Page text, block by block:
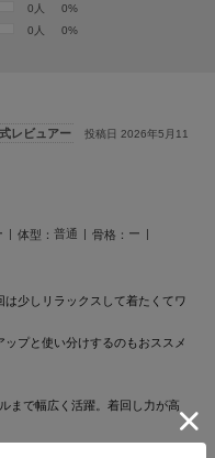
0人
0%
0人
0%
レビュアー
投稿日 2026年5月11
体型： 普通 骨格： ー
少しリラックスして着たくてワ
プと使い分けするのもおススメ
まで幅広く活躍。着回し力が高